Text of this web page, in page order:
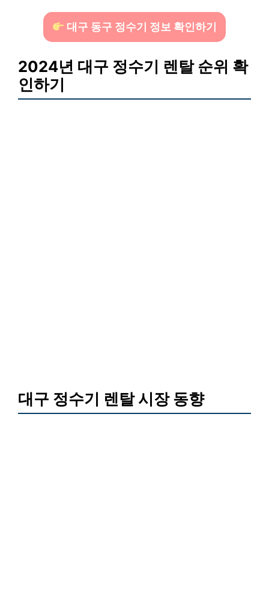
대구 동구 정수기 정보 확인하기
2024년 대구 정수기 렌탈 순위 확
인하기
대구 정수기 렌탈 시장 동향